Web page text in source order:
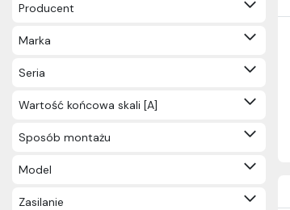
Producent
Marka
Seria
Wartość końcowa skali [A]
Sposób montażu
Model
Zasilanie